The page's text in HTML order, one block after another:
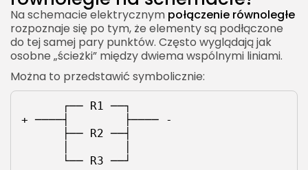
Na schemacie elektrycznym połączenie równoległe
rozpoznaje się po tym, że elementy są podłączone
do tej samej pary punktów. Często wyglądają jak
osobne „ścieżki” między dwiema wspólnymi liniami.
Można to przedstawić symbolicznie:
      ┌── R1 ──┐
+ ────┤        ├──── -
      ├── R2 ──┤
      └── R3 ──┘
Błąd 2 Dodawanie oporów jak w połączeniu
szeregowym
Błąd 3 Założenie, że prąd dzieli się zawsze po
równo
Błąd 4 Ignorowanie mocy elementów
Błąd 5 Niebezpieczne łączenie źródeł napięcia
Błąd 6 Myślenie, że dodatkowa gałąź zwiększa
opór
Jak zapamiętać połączenie równoległe?